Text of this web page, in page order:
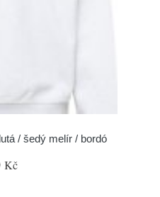
/ šedý melír / bordó
Kč